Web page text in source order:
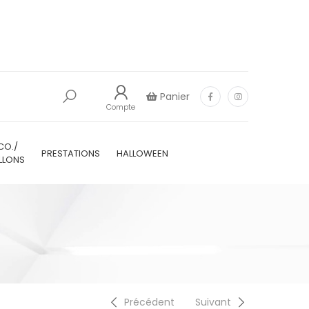
Compte
Panier
PRESTATIONS HALLOWEEN
Précédent Suivant